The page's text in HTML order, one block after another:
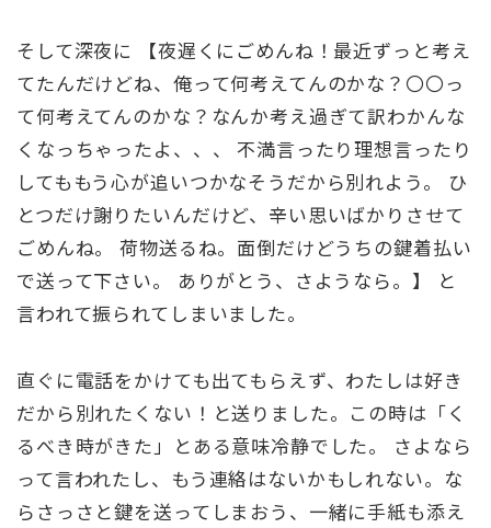
そして深夜に 【夜遅くにごめんね！最近ずっと考え
てたんだけどね、俺って何考えてんのかな？〇〇っ
て何考えてんのかな？なんか考え過ぎて訳わかんな
くなっちゃったよ、、、 不満言ったり理想言ったり
してももう心が追いつかなそうだから別れよう。 ひ
とつだけ謝りたいんだけど、辛い思いばかりさせて
ごめんね。 荷物送るね。面倒だけどうちの鍵着払い
で送って下さい。 ありがとう、さようなら。】 と
言われて振られてしまいました。
直ぐに電話をかけても出てもらえず、わたしは好き
だから別れたくない！と送りました。この時は「く
るべき時がきた」とある意味冷静でした。 さよなら
って言われたし、もう連絡はないかもしれない。な
らさっさと鍵を送ってしまおう、一緒に手紙も添え